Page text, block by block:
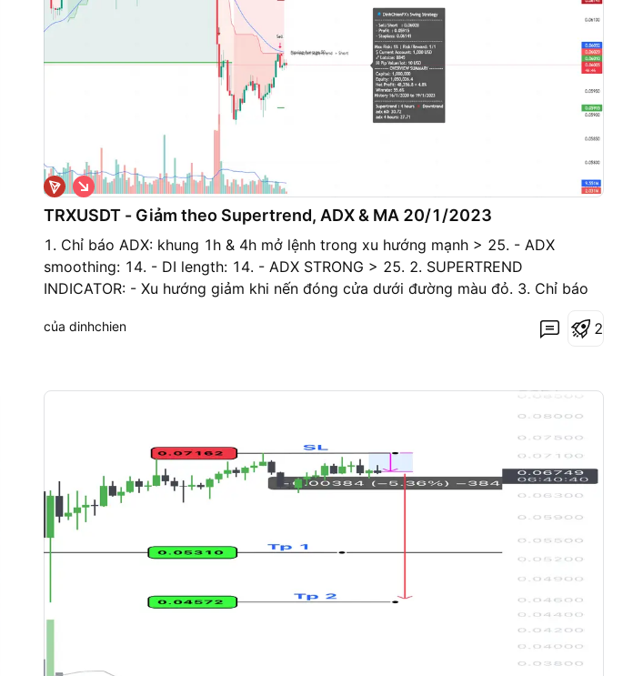
TRXUSDT - Giảm theo Supertrend, ADX & MA 20/1/2023
1. Chỉ báo ADX: khung 1h & 4h mở lệnh trong xu hướng mạnh > 25. - ADX
smoothing: 14. - DI length: 14. - ADX STRONG > 25. 2. SUPERTREND
INDICATOR: - Xu hướng giảm khi nến đóng cửa dưới đường màu đỏ. 3. Chỉ báo
OPEN POSITION RULE: - BÁN: từ chối giá ở đường Supertrend khung thời gian
G
i
á
x
u
ố
n
g
của dinhchien 2